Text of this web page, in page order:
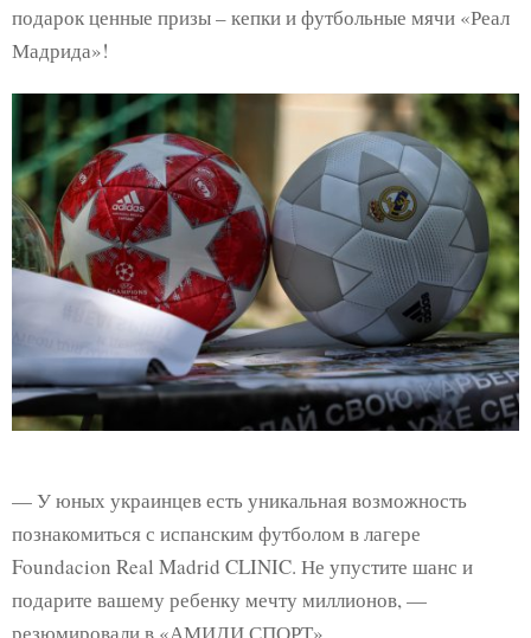
подарок ценные призы – кепки и футбольные мячи «Реал
Мадрида»!
— У юных украинцев есть уникальная возможность
познакомиться с испанским футболом в лагере
Foundacion Real Madrid CLINIC. Не упустите шанс и
подарите вашему ребенку мечту миллионов, —